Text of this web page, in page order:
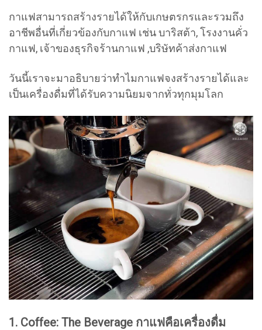
กาแฟสามารถสร้างรายได้ให้กับเกษตรกรและรวมถึง
อาชีพอื่นที่เกี่ยวข้องกับกาแฟ เช่น บาริสต้า, โรงงานคั่ว
กาแฟ, เจ้าของธุรกิจร้านกาแฟ ,บริษัทค้าส่งกาแฟ
วันนี้เราจะมาอธิบายว่าทำไมกาแฟจงสร้างรายได้และ
เป็นเครื่องดื่มที่ได้รับความนิยมจากทั่วทุกมุมโลก
1. Coffee: The Beverage กาแฟคือเครื่องดื่ม